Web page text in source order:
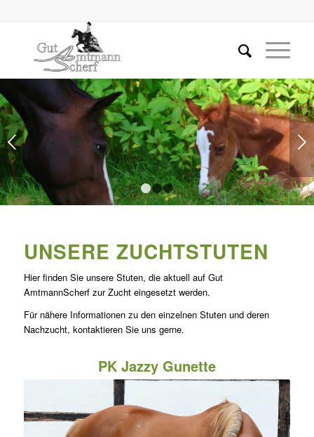
Weiter
1 2 3
UNSERE ZUCHTSTUTEN
Hier finden Sie unsere Stuten, die aktuell auf Gut
AmtmannScherf zur Zucht eingesetzt werden.
Für nähere Informationen zu den einzelnen Stuten und deren
Nachzucht, kontaktieren Sie uns gerne.
PK Jazzy Gunette